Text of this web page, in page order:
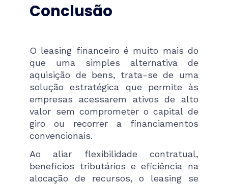
Conclusão
O leasing financeiro é muito mais do
que uma simples alternativa de
aquisição de bens, trata-se de uma
solução estratégica que permite às
empresas acessarem ativos de alto
valor sem comprometer o capital de
giro ou recorrer a financiamentos
convencionais.
Ao aliar flexibilidade contratual,
benefícios tributários e eficiência na
alocação de recursos, o leasing se